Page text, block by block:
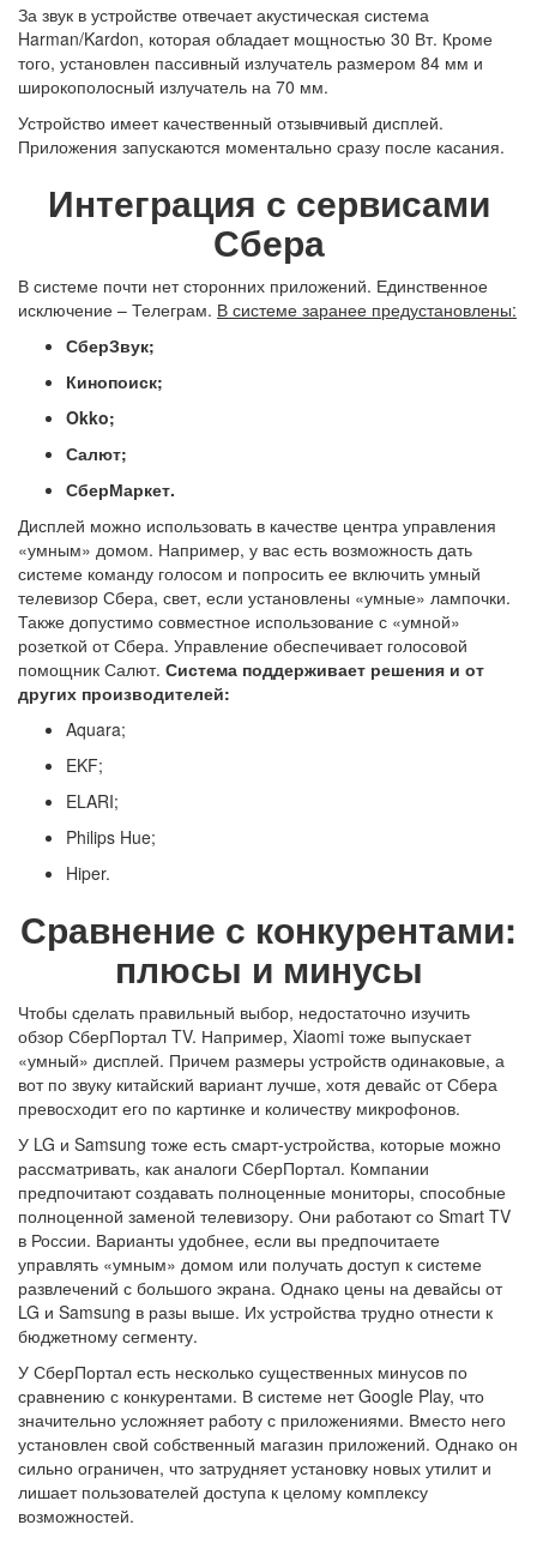
За звук в устройстве отвечает акустическая система
Harman/Kardon, которая обладает мощностью 30 Вт. Кроме
того, установлен пассивный излучатель размером 84 мм и
широкополосный излучатель на 70 мм.
Устройство имеет качественный отзывчивый дисплей.
Приложения запускаются моментально сразу после касания.
Интеграция с сервисами
Сбера
В системе почти нет сторонних приложений. Единственное
исключение – Телеграм. В системе заранее предустановлены:
СберЗвук;
Кинопоиск;
Okko;
Салют;
СберМаркет.
Дисплей можно использовать в качестве центра управления
«умным» домом. Например, у вас есть возможность дать
системе команду голосом и попросить ее включить умный
телевизор Сбера, свет, если установлены «умные» лампочки.
Также допустимо совместное использование с «умной»
розеткой от Сбера. Управление обеспечивает голосовой
помощник Салют. Система поддерживает решения и от
других производителей:
Aquara;
EKF;
ELARI;
Philips Hue;
Hiper.
Сравнение с конкурентами:
плюсы и минусы
Чтобы сделать правильный выбор, недостаточно изучить
обзор СберПортал TV. Например, Xiaomi тоже выпускает
«умный» дисплей. Причем размеры устройств одинаковые, а
вот по звуку китайский вариант лучше, хотя девайс от Сбера
превосходит его по картинке и количеству микрофонов.
У LG и Samsung тоже есть смарт-устройства, которые можно
рассматривать, как аналоги СберПортал. Компании
предпочитают создавать полноценные мониторы, способные
полноценной заменой телевизору. Они работают со Smart TV
в России. Варианты удобнее, если вы предпочитаете
управлять «умным» домом или получать доступ к системе
развлечений с большого экрана. Однако цены на девайсы от
LG и Samsung в разы выше. Их устройства трудно отнести к
бюджетному сегменту.
У СберПортал есть несколько существенных минусов по
сравнению с конкурентами. В системе нет Google Play, что
значительно усложняет работу с приложениями. Вместо него
установлен свой собственный магазин приложений. Однако он
сильно ограничен, что затрудняет установку новых утилит и
лишает пользователей доступа к целому комплексу
возможностей.